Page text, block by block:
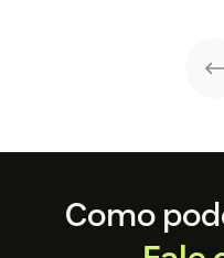
muito mais!
FooterComo